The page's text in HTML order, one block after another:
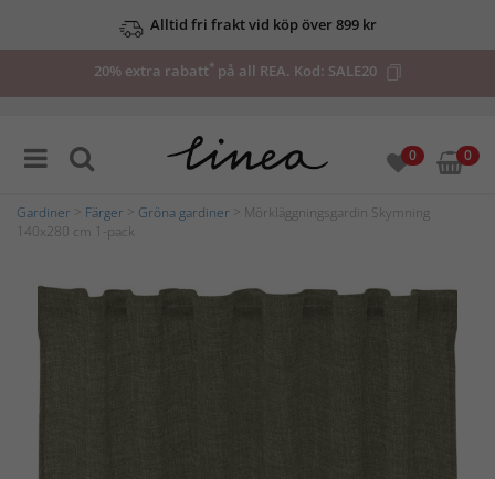
Alltid fri frakt vid köp över 899 kr
20% extra rabatt*på all REA. Kod: SALE20
0 0
Gardiner Färger Gröna gardiner > Mörkläggningsgardin Skymning
140x280 cm 1-pack